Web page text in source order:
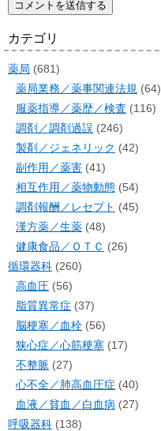
カテゴリ
薬局 (681)
薬局業務／薬事関連法規 (64)
服薬指導／薬歴／検査 (116)
調剤／調剤過誤 (246)
製剤／ジェネリック (42)
副作用／薬害 (41)
相互作用／薬物動態 (54)
調剤報酬／レセプト (45)
漢方薬／生薬 (48)
健康食品／ＯＴＣ (26)
循環器科 (260)
高血圧 (56)
脂質異常症 (37)
脳梗塞／血栓 (56)
狭心症／心筋梗塞 (17)
不整脈 (27)
心不全／肺高血圧症 (40)
血液／貧血／白血病 (27)
呼吸器科 (138)